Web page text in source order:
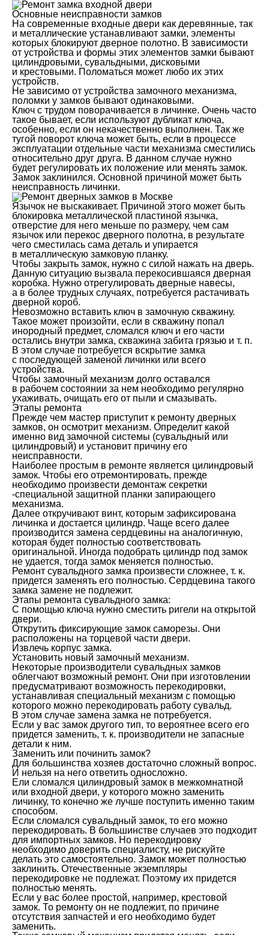
Основные неисправности замков
На современные входные двери как деревянные, так
и металлические устанавливают замки, элементы
которых блокируют дверное полотно. В зависимости
от устройства и формы этих элементов замки бывают
цилиндровыми, сувальдными, дисковыми
и крестовыми. Поломаться может любо их этих
устройств.
Не зависимо от устройства замочного механизма,
поломки у замков бывают одинаковыми.
Ключ с трудом поворачивается в личинке. Очень часто
такое бывает, если используют дубликат ключа,
особенно, если он некачественно выполнен. Так же
тугой поворот ключа может быть, если в процессе
эксплуатации отдельные части механизма сместились
относительно друг друга. В данном случае нужно
будет регулировать их положение или менять замок.
Замок заклинился. Основной причиной может быть
неисправность личинки.
Язычок не выскакивает. Причиной этого может быть
блокировка металлической пластиной язычка,
отверстие для него меньше по размеру, чем сам
язычок или перекос дверного полотна, в результате
чего сместилась сама деталь и упирается
в металлическую замковую планку.
Чтобы закрыть замок, нужно с силой нажать на дверь.
Данную ситуацию вызвала перекосившаяся дверная
коробка. Нужно отрегулировать дверные навесы,
а в более трудных случаях, потребуется растачивать
дверной короб.
Невозможно вставить ключ в замочную скважину.
Такое может произойти, если в скважину попал
инородный предмет, сломался ключ и его части
остались внутри замка, скважина забита грязью и т. п.
В этом случае потребуется вскрытие замка
с последующей заменой личинки или всего
устройства.
Чтобы замочный механизм долго оставался
в рабочем состоянии за нем необходимо регулярно
ухаживать, очищать его от пыли и смазывать.
Этапы ремонта
Прежде чем мастер приступит к ремонту дверных
замков, он осмотрит механизм. Определит какой
именно вид замочной системы (сувальдный или
цилиндровый) и установит причину его
неисправности.
Наиболее простым в ремонте является цилиндровый
замок. Чтобы его отремонтировать, прежде
необходимо произвести демонтаж секретки
-специальной защитной планки запирающего
механизма.
Далее откручивают винт, которым зафиксирована
личинка и достается цилиндр. Чаще всего далее
производится замена сердцевины на аналогичную,
которая будет полностью соответствовать
оригинальной. Иногда подобрать цилиндр под замок
не удается, тогда замок меняется полностью.
Ремонт сувальдного замка произвести сложнее, т. к.
придется заменять его полностью. Сердцевина такого
замка замене не подлежит.
Этапы ремонта сувальдного замка:
С помощью ключа нужно сместить ригели на открытой
двери.
Открутить фиксирующие замок саморезы. Они
расположены на торцевой части двери.
Извлечь корпус замка.
Установить новый замочный механизм.
Некоторые производители сувальдных замков
облегчают возможный ремонт. Они при изготовлении
предусматривают возможность перекодировки,
устанавливая специальный механизм с помощью
которого можно перекодировать работу сувальд.
В этом случае замена замка не потребуется.
Если у вас замок другого тип, то вероятнее всего его
придется заменить, т. к. производители не запасные
детали к ним.
Заменить или починить замок?
Для большинства хозяев достаточно сложный вопрос.
И нельзя на него ответить односложно.
Ели сломался цилиндровый замок в межкомнатной
или входной двери, у которого можно заменить
личинку, то конечно же лучше поступить именно таким
способом.
Если сломался сувальдный замок, то его можно
перекодировать. В большинстве случаев это подходит
для импортных замков. Но перекодировку
необходимо доверить специалисту, не рискуйте
делать это самостоятельно. Замок может полностью
заклинить. Отечественные экземпляры
перекодировке не подлежат. Поэтому их придется
полностью менять.
Если у вас более простой, например, крестовой
замок. То ремонту он не подлежит, по причине
отсутствия запчастей и его необходимо будет
заменить.